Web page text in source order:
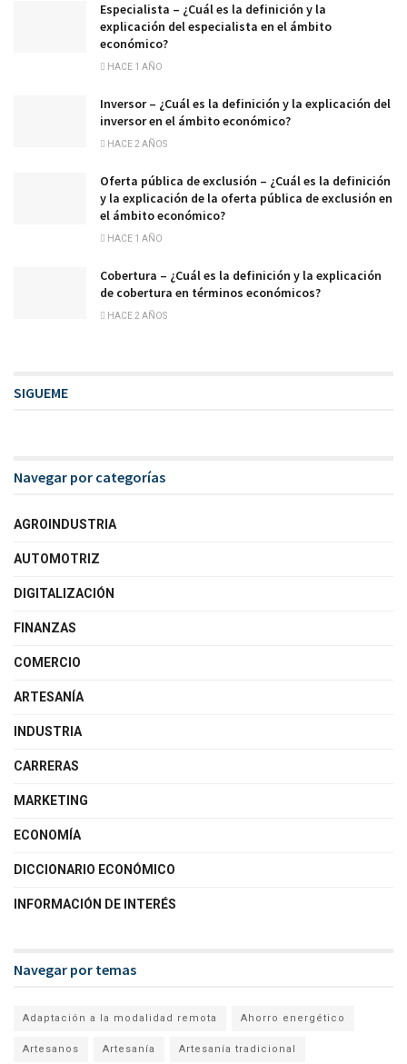
Especialista – ¿Cuál es la definición y la
explicación del especialista en el ámbito
económico?
HACE 1 AÑO
Inversor – ¿Cuál es la definición y la explicación del
inversor en el ámbito económico?
HACE 2 AÑOS
Oferta pública de exclusión – ¿Cuál es la definición
y la explicación de la oferta pública de exclusión en
el ámbito económico?
HACE 1 AÑO
Cobertura – ¿Cuál es la definición y la explicación
de cobertura en términos económicos?
HACE 2 AÑOS
SIGUEME
Navegar por categorías
AGROINDUSTRIA
AUTOMOTRIZ
DIGITALIZACIÓN
FINANZAS
COMERCIO
ARTESANÍA
INDUSTRIA
CARRERAS
MARKETING
ECONOMÍA
DICCIONARIO ECONÓMICO
INFORMACIÓN DE INTERÉS
Navegar por temas
Adaptación a la modalidad remota Ahorro energético
Artesanos Artesanía Artesanía tradicional